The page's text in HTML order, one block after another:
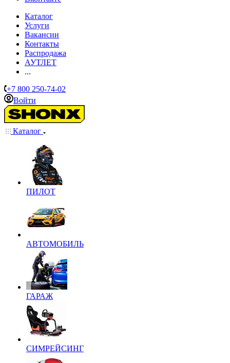
Каталог
Услуги
Вакансии
Контакты
Распродажа
АУТЛЕТ
...
+7 800 250-74-02
Войти
Каталог
ПИЛОТ
АВТОМОБИЛЬ
ГАРАЖ
СИМРЕЙСИНГ